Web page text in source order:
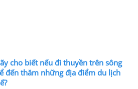
cho biết nếu đi thuyền trên sông
đến thăm những địa điểm du lịch